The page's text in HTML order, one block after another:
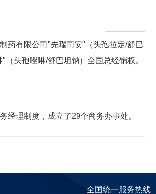
药有限公司"先瑞司安"（头孢拉定/舒巴
（头孢唑啉/舒巴坦钠）全国总经销权。
经理制度，成立了29个商务办事处。
全国统一服务热线